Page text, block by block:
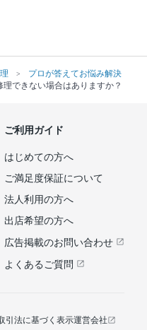
プロが答えてお悩み解決
できない場合はありますか？
ご利用ガイド
はじめての方へ
ご満足度保証について
法人利用の方へ
出店希望の方へ
広告掲載のお問い合わせ
よくあるご質問
引法に基づく表示運営会社